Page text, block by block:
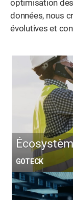
optimisation
données, nous
évolutives et
GOTECK